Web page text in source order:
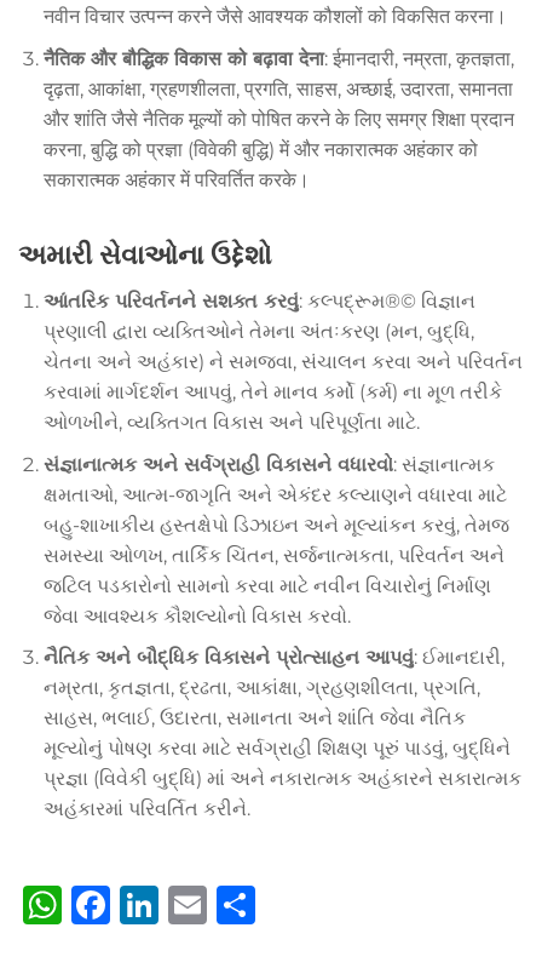
नवीन विचार उत्पन्न करने जैसे आवश्यक कौशलों को विकसित करना।
नैतिक और बौद्धिक विकास को बढ़ावा देना: ईमानदारी, नम्रता, कृतज्ञता,
दृढ़ता, आकांक्षा, ग्रहणशीलता, प्रगति, साहस, अच्छाई, उदारता, समानता
और शांति जैसे नैतिक मूल्यों को पोषित करने के लिए समग्र शिक्षा प्रदान
करना, बुद्धि को प्रज्ञा (विवेकी बुद्धि) में और नकारात्मक अहंकार को
सकारात्मक अहंकार में परिवर्तित करके।
અમારી સેવાઓના ઉદ્દેશો
આંતરિક પરિવર્તનને સશક્ત કરવું: કલ્પદ્રૂમ®© વિજ્ઞાન
પ્રણાલી દ્વારા વ્યક્તિઓને તેમના અંતઃકરણ (મન, બુદ્ધિ,
ચેતના અને અહંકાર) ને સમજવા, સંચાલન કરવા અને પરિવર્તન
કરવામાં માર્ગદર્શન આપવું, તેને માનવ કર્મો (કર્મ) ના મૂળ તરીકે
ઓળખીને, વ્યક્તિગત વિકાસ અને પરિપૂર્ણતા માટે.
સંજ્ઞાનાત્મક અને સર્વગ્રાહી વિકાસને વધારવો: સંજ્ઞાનાત્મક
ક્ષમતાઓ, આત્મ-જાગૃતિ અને એકંદર કલ્યાણને વધારવા માટે
બહુ-શાખાકીય હસ્તક્ષેપો ડિઝાઇન અને મૂલ્યાંકન કરવું, તેમજ
સમસ્યા ઓળખ, તાર્કિક ચિંતન, સર્જનાત્મકતા, પરિવર્તન અને
જટિલ પડકારોનો સામનો કરવા માટે નવીન વિચારોનું નિર્માણ
જેવા આવશ્યક કૌશલ્યોનો વિકાસ કરવો.
નૈતિક અને બૌદ્ધિક વિકાસને પ્રોત્સાહન આપવું: ઈમાનદારી,
નમ્રતા, કૃતજ્ઞતા, દ્રઢતા, આકાંક્ષા, ગ્રહણશીલતા, પ્રગતિ,
સાહસ, ભલાઈ, ઉદારતા, સમાનતા અને શાંતિ જેવા નૈતિક
મૂલ્યોનું પોષણ કરવા માટે સર્વગ્રાહી શિક્ષણ પૂરું પાડવું, બુદ્ધિને
પ્રજ્ઞા (વિવેકી બુદ્ધિ) માં અને નકારાત્મક અહંકારને સકારાત્મક
અહંકારમાં પરિવર્તિત કરીને.
WhatsApp
Facebook
LinkedIn
Email